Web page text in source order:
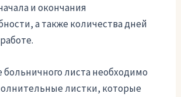
и окончания
а также количества дней
больничного листа необходимо
листки, которые